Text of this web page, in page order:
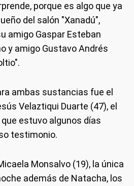
porque es algo que ya
del salón "Xanadú",
amigo Gaspar Esteban
y amigo Gustavo Andrés
ambas sustancias fue el
Velaztiqui Duarte (47), el
estuvo algunos días
testimonio.
Monsalvo (19), la única
además de Natacha, los